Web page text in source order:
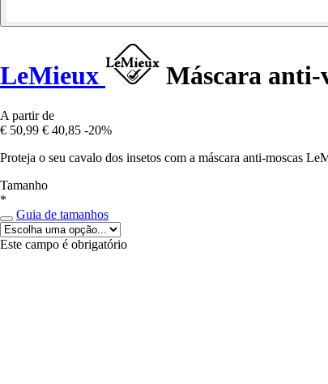
LeMieux Máscara anti-
A partir de
€ 50,99 € 40,85 -20%
Proteja o seu cavalo dos insetos com a máscara anti-moscas
Tamanho
*
Guia de tamanhos
Este campo é obrigatório